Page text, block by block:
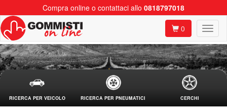
Compra online o contattaci allo 0818797018
0
RICERCA PER VEICOLO RICERCA PER PNEUMATICI CERCHI